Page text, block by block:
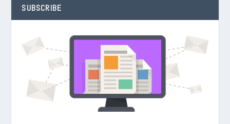
SUBSCRIBE